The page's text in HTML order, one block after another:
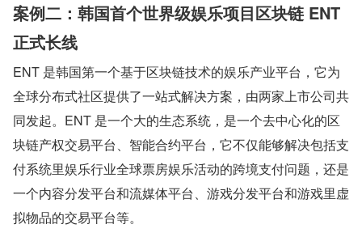
案例二：韩国首个世界级娱乐项目区块链 ENT
正式长线
ENT 是韩国第一个基于区块链技术的娱乐产业平台，它为
全球分布式社区提供了一站式解决方案，由两家上市公司共
同发起。ENT 是一个大的生态系统，是一个去中心化的区
块链产权交易平台、智能合约平台，它不仅能够解决包括支
付系统里娱乐行业全球票房娱乐活动的跨境支付问题，还是
一个内容分发平台和流媒体平台、游戏分发平台和游戏里虚
拟物品的交易平台等。